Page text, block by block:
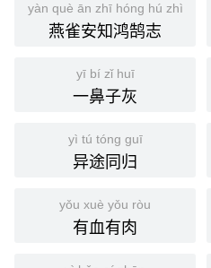
yàn què ān zhī hóng hú zhì
燕雀安知鸿鹄志
yī bí zǐ huī
一鼻子灰
yì tú tóng guī
异途同归
yǒu xuè yǒu ròu
有血有肉